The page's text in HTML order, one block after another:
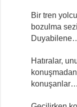
Bir tren
bozulma
Hatıralar,